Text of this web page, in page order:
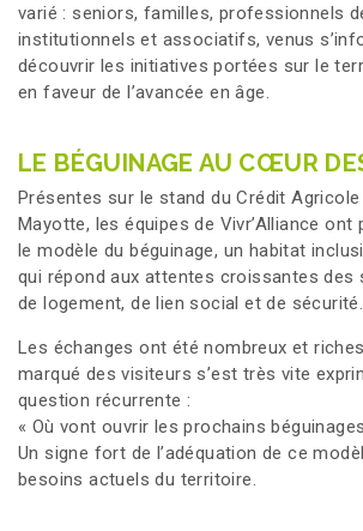
varié : seniors, familles, professionnels
institutionnels et associatifs, venus
découvrir les initiatives portées sur le
en faveur de l’avancée en âge.
LE BÉGUINAGE AU CŒUR
Présentes sur le stand du Crédit Agricole
Mayotte, les équipes de Vivr’Alliance
le modèle du béguinage, un habitat
qui répond aux attentes croissantes des
de logement, de lien social et de sécurité.
Les échanges ont été nombreux et
marqué des visiteurs s’est très vite
question récurrente :
« Où vont ouvrir les prochains
Un signe fort de l’adéquation de ce
besoins actuels du territoire.